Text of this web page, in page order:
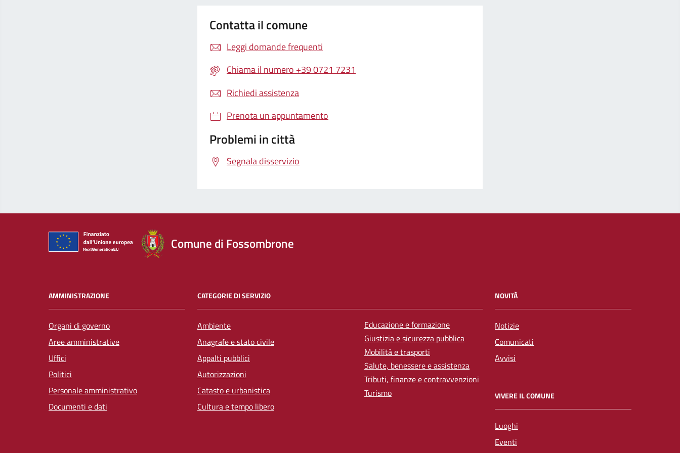
Contatta il comune
Leggi domande frequenti
Chiama il numero +39 0721 7231
Richiedi assistenza
Prenota un appuntamento
Problemi in città
Segnala disservizio
Comune di Fossombrone
AMMINISTRAZIONE
Organi di governo
Aree amministrative
Uffici
Politici
Personale amministrativo
Documenti e dati
CATEGORIE DI SERVIZIO
Ambiente
Anagrafe e stato civile
Appalti pubblici
Autorizzazioni
Catasto e urbanistica
Cultura e tempo libero
Educazione e formazione
Giustizia e sicurezza pubblica
Mobilità e trasporti
Salute, benessere e assistenza
Tributi, finanze e contravvenzioni
Turismo
NOVITÀ
Notizie
Comunicati
Avvisi
VIVERE IL COMUNE
Luoghi
Eventi